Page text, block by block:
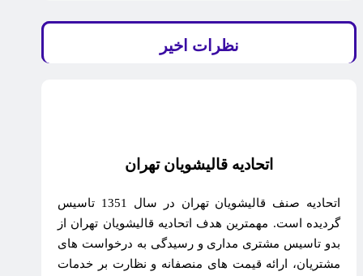
نظرات اخیر
اتحادیه قالیشویان تهران
اتحادیه صنف قالیشویان تهران در سال 1351 تاسیس
گردیده است. مهمترین هدف اتحادیه قالیشویان تهران از
بدو تاسیس مشتری مداری و رسیدگی به درخواست های
مشتریان، ارائه قیمت های منصفانه و نظارت بر خدمات